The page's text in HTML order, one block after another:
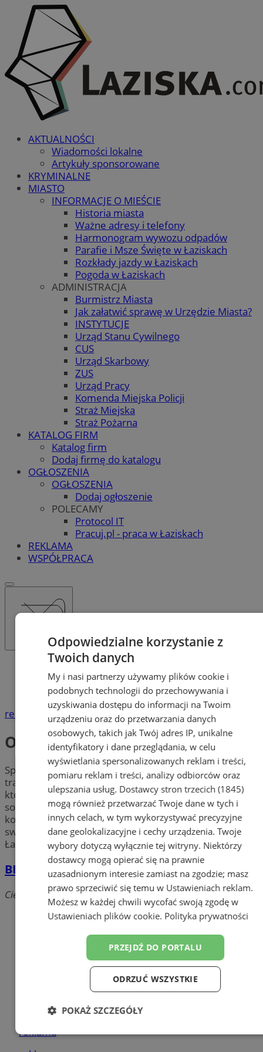
AKTUALNOŚCI
Wiadomości lokalne
Artykuły sponsorowane
KRYMINALNE
MIASTO
INFORMACJE O MIEŚCIE
Historia miasta
Ważne adresy i telefony
Harmonogram wywozu odpadów
Parafie i Msze Święte w Łaziskach
Rozkłady jazdy w Łaziskach
Pogoda w Łaziskach
ADMINISTRACJA
Burmistrz Miasta
Jak załatwić sprawę w Urzędzie Miasta?
INSTYTUCJE
Urząd Stanu Cywilnego
CUS
Urząd Skarbowy
ZUS
Urząd Pracy
Komenda Miejska Policji
Straż Miejska
Straż Pożarna
KATALOG FIRM
Katalog firm
Dodaj firmę do katalogu
OGŁOSZENIA
OGŁOSZENIA
Dodaj ogłoszenie
POLECAMY
Protocol IT
Pracuj.pl - praca w Łaziskach
REKLAMA
WSPÓŁPRACA
Katalog firm
Dom i Budownictwo
Ogrzewanie, Opał
reklama
Ogrzewanie, Opał
Sprawdź fachowe firmy oferujące sprzedaż oraz
transportopałuw Łaziskach. Poznaj przedsiębiorstwa,
które posiadają w swojej ofercie nie tylko węgiel
sortowany: kostka, orzech, miał, ale także drewno
kominkowe, pellet czy olej opałowy. Zadbaj o ciepło w
swoim domu razem z najlepszymi firmami w mieście
Łaziska Górne.
BESTTRANS
Cieszyńska, 43-170 Łaziska Górne
Dodaj firmę
Pozostałe firmy w kategorii
Górne
reklama
Odpowiedzialne korzystanie z
Twoich danych
My i nasi partnerzy używamy plików cookie i
podobnych technologii do przechowywania i
uzyskiwania dostępu do informacji na Twoim
urządzeniu oraz do przetwarzania danych
osobowych, takich jak Twój adres IP, unikalne
identyfikatory i dane przeglądania, w celu
wyświetlania spersonalizowanych reklam i treści,
pomiaru reklam i treści, analizy odbiorców oraz
ulepszania usług. Dostawcy stron trzecich (1845)
mogą również przetwarzać Twoje dane w tych i
innych celach, w tym wykorzystywać precyzyjne
dane geolokalizacyjne i cechy urządzenia. Twoje
wybory dotyczą wyłącznie tej witryny. Niektórzy
dostawcy mogą opierać się na prawnie
uzasadnionym interesie zamiast na zgodzie; masz
prawo sprzeciwić się temu w Ustawieniach reklam.
Możesz w każdej chwili wycofać swoją zgodę w
Ustawieniach plików cookie. Polityka prywatności
PRZEJDŹ DO PORTALU
ODRZUĆ WSZYSTKIE
POKAŻ SZCZEGÓŁY
Niezbędne Wydajność Targetowanie